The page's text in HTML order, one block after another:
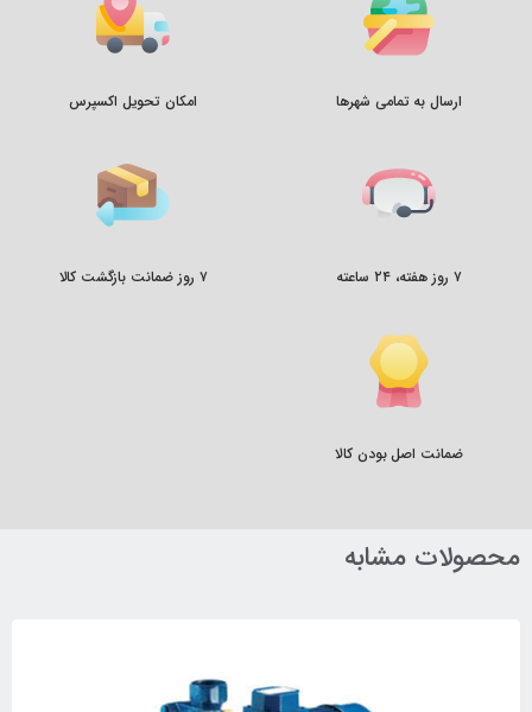
ارسال به تمامی شهرها امکان تحویل اکسپرس
۷ روز هفته، ۲۴ ساعته ۷ روز ضمانت بازگشت کالا
ضمانت اصل بودن کالا
محصولات مشابه